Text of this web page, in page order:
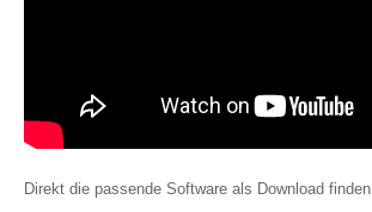
Direkt die passende Software als Download finden